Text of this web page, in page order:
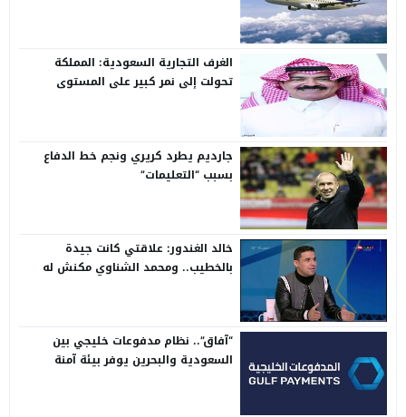
الغرف التجارية السعودية: المملكة
تحولت إلى نمر كبير على المستوى
جارديم يطرد كريري ونجم خط الدفاع
بسبب “التعليمات”
خالد الغندور: علاقتي كانت جيدة
بالخطيب.. ومحمد الشناوي مكنش له
“آفاق”.. نظام مدفوعات خليجي بين
السعودية والبحرين يوفر بيئة آمنة